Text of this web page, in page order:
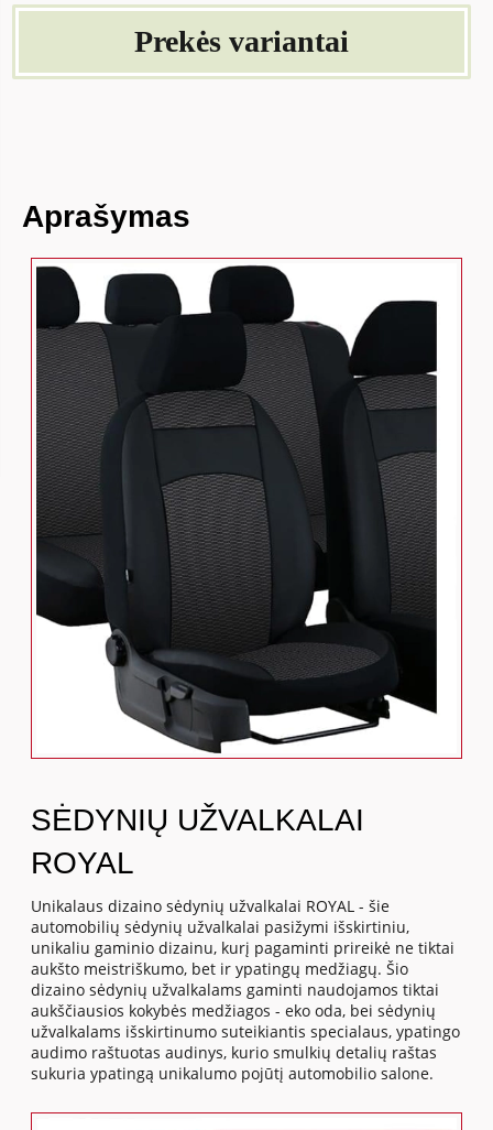
Prekės variantai
Aprašymas
SĖDYNIŲ UŽVALKALAI
ROYAL
Unikalaus dizaino sėdynių užvalkalai ROYAL - šie
automobilių sėdynių užvalkalai pasižymi išskirtiniu,
unikaliu gaminio dizainu, kurį pagaminti prireikė ne tiktai
aukšto meistriškumo, bet ir ypatingų medžiagų. Šio
dizaino sėdynių užvalkalams gaminti naudojamos tiktai
aukščiausios kokybės medžiagos - eko oda, bei sėdynių
užvalkalams išskirtinumo suteikiantis specialaus, ypatingo
audimo raštuotas audinys, kurio smulkių detalių raštas
sukuria ypatingą unikalumo pojūtį automobilio salone.